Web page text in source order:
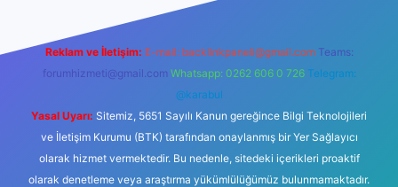
Reklam ve İletişim: E-mail: backlinkpaneli@gmail.com Teams:
forumhizmeti@gmail.com Whatsapp: 0262 606 0 726 Telegram:
@karabul
Yasal Uyarı: Sitemiz, 5651 Sayılı Kanun gereğince Bilgi Teknolojileri
ve İletişim Kurumu (BTK) tarafından onaylanmış bir Yer Sağlayıcı
olarak hizmet vermektedir. Bu nedenle, sitedeki içerikleri proaktif
olarak denetleme veya araştırma yükümlülüğümüz bulunmamaktadır.